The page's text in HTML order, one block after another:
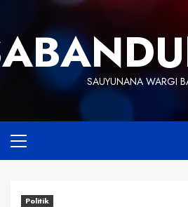
content
SAUYUNANA WARGI
Menu
Politik